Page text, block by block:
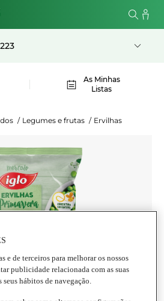
As Minhas
Listas
/ Legumes e frutas / Ervilhas
e de terceiros para melhorar os nossos
publicidade relacionada com as suas
hábitos de navegação.